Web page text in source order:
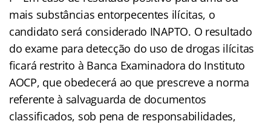
mais substâncias entorpecentes ilícitas, o
candidato será considerado INAPTO. O resultado
do exame para detecção do uso de drogas ilícitas
ficará restrito à Banca Examinadora do Instituto
AOCP, que obedecerá ao que prescreve a norma
referente à salvaguarda de documentos
classificados, sob pena de responsabilidades,